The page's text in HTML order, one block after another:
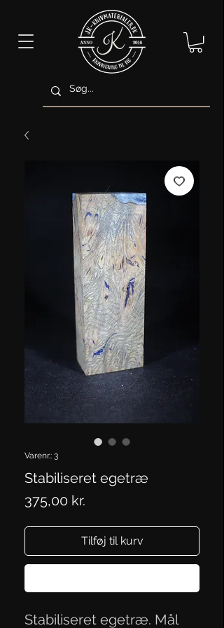
Varenr.: 3
Stabiliseret egetræ
375,00 kr.
Tilføj til kurv
Stabiliseret egetræ. Mål